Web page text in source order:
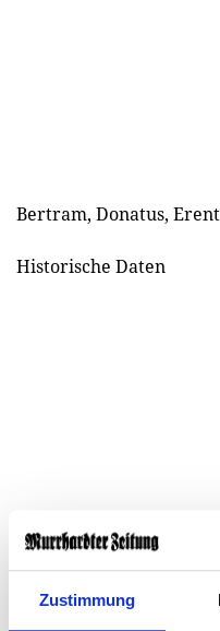
Zustimmung
Bertram, Donatus,
Historische Daten